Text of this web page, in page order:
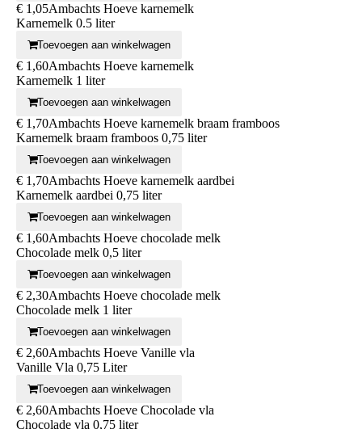
€ 1,05Ambachts Hoeve karnemelk
Karnemelk 0.5 liter
Toevoegen aan winkelwagen
€ 1,60Ambachts Hoeve karnemelk
Karnemelk 1 liter
Toevoegen aan winkelwagen
€ 1,70Ambachts Hoeve karnemelk braam framboos
Karnemelk braam framboos 0,75 liter
Toevoegen aan winkelwagen
€ 1,70Ambachts Hoeve karnemelk aardbei
Karnemelk aardbei 0,75 liter
Toevoegen aan winkelwagen
€ 1,60Ambachts Hoeve chocolade melk
Chocolade melk 0,5 liter
Toevoegen aan winkelwagen
€ 2,30Ambachts Hoeve chocolade melk
Chocolade melk 1 liter
Toevoegen aan winkelwagen
€ 2,60Ambachts Hoeve Vanille vla
Vanille Vla 0,75 Liter
Toevoegen aan winkelwagen
€ 2,60Ambachts Hoeve Chocolade vla
Chocolade vla 0,75 liter